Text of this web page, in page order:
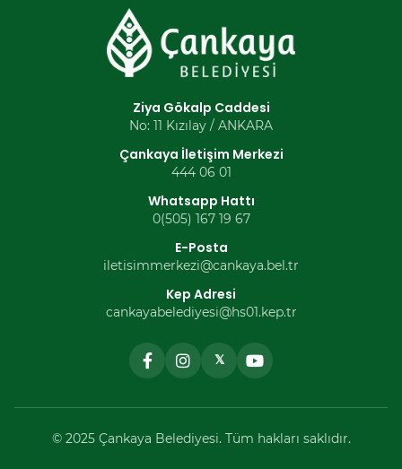
Ziya Gökalp Caddesi
No: 11 Kızılay / ANKARA
Çankaya İletişim Merkezi
444 06 01
Whatsapp Hattı
0(505) 167 19 67
E-Posta
iletisimmerkezi@cankaya.bel.tr
Kep Adresi
cankayabelediyesi@hs01.kep.tr
𝕏
© 2025 Çankaya Belediyesi. Tüm hakları saklıdır.